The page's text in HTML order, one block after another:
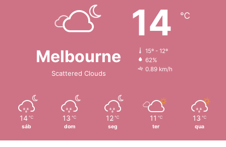
Melbourne
Scattered Clouds
14 ℃
15º - 12º
62%
0.89 km/h
14 ℃
sáb
13 ℃
dom
12 ℃
seg
11 ℃
ter
13 ℃
qua